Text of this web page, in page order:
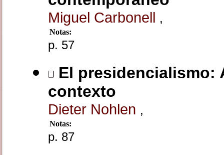
Miguel Carbonell ,
Notas:
p. 57
El presidencialismo:
contexto
Dieter Nohlen ,
Notas:
p. 87